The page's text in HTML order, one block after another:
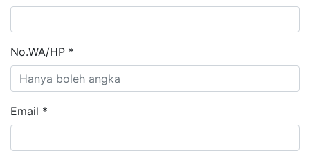
No.WA/HP *
Email *